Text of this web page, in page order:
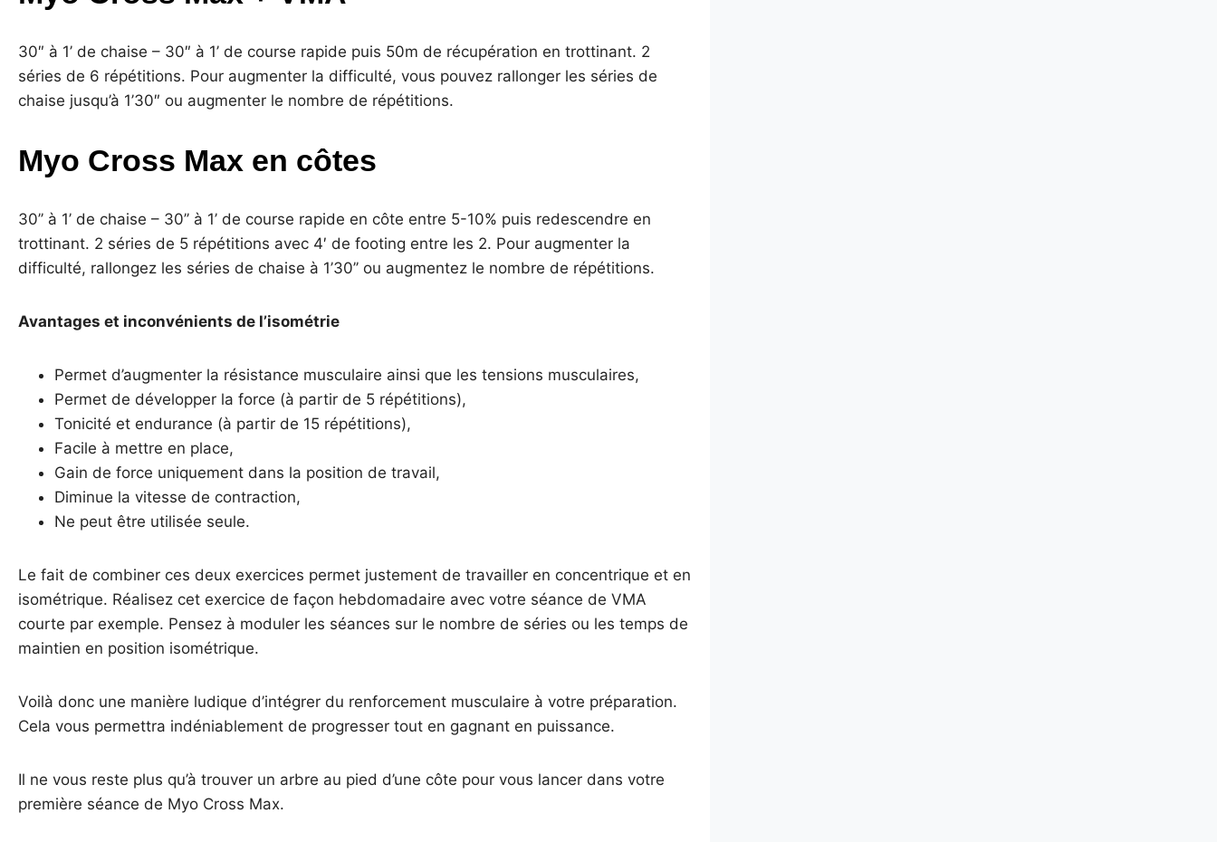
30″ à 1’ de chaise – 30″ à 1’ de course rapide puis 50m de récupération en trottinant. 2
séries de 6 répétitions. Pour augmenter la difficulté, vous pouvez rallonger les séries de
chaise jusqu’à 1’30″ ou augmenter le nombre de répétitions.
Myo Cross Max en côtes
30’’ à 1’ de chaise – 30’’ à 1’ de course rapide en côte entre 5-10% puis redescendre en
trottinant. 2 séries de 5 répétitions avec 4′ de footing entre les 2. Pour augmenter la
difficulté, rallongez les séries de chaise à 1’30’’ ou augmentez le nombre de répétitions.
Avantages et inconvénients de l’isométrie
Permet d’augmenter la résistance musculaire ainsi que les tensions musculaires,
Permet de développer la force (à partir de 5 répétitions),
Tonicité et endurance (à partir de 15 répétitions),
Facile à mettre en place,
Gain de force uniquement dans la position de travail,
Diminue la vitesse de contraction,
Ne peut être utilisée seule.
Le fait de combiner ces deux exercices permet justement de travailler en concentrique et en
isométrique. Réalisez cet exercice de façon hebdomadaire avec votre séance de VMA
courte par exemple. Pensez à moduler les séances sur le nombre de séries ou les temps de
maintien en position isométrique.
Voilà donc une manière ludique d’intégrer du renforcement musculaire à votre préparation.
Cela vous permettra indéniablement de progresser tout en gagnant en puissance.
Il ne vous reste plus qu’à trouver un arbre au pied d’une côte pour vous lancer dans votre
première séance de Myo Cross Max.